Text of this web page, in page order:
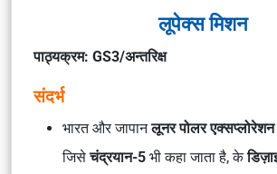
लूपेक्स मिशन
पाठ्यक्रम: GS3/अन्तरिक्ष
संदर्भ
भारत और जापानलूनर पोलर
जिसेचंद्रयान-5 भी कहा जाता है, के